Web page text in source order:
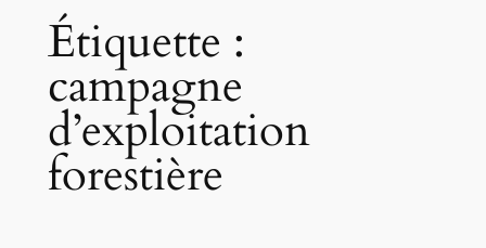
Étiquette :
campagne
d’exploitation
forestière